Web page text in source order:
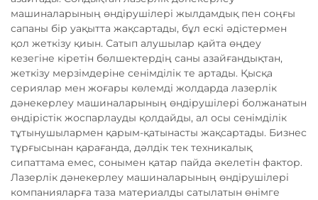
машиналарының өндірушілері жылдамдық пен соңғы
сапаны бір уақытта жақсартады, бұл ескі әдістермен
қол жеткізу қиын. Сатып алушылар қайта өңдеу
кезегіне кіретін бөлшектердің саны азайғандықтан,
жеткізу мерзімдеріне сенімділік те артады. Қысқа
сериялар мен жоғары көлемді жолдарда лазерлік
дәнекерлеу машиналарының өндірушілері болжанатын
өндірістік жоспарлауды қолдайды, ал осы сенімділік
тұтынушылармен қарым-қатынасты жақсартады. Бизнес
тұрғысынан қарағанда, дәлдік тек техникалық
сипаттама емес, сонымен қатар пайда әкелетін фактор.
Лазерлік дәнекерлеу машиналарының өндірушілері
компанияларға таза материалды сатылатын өнімге